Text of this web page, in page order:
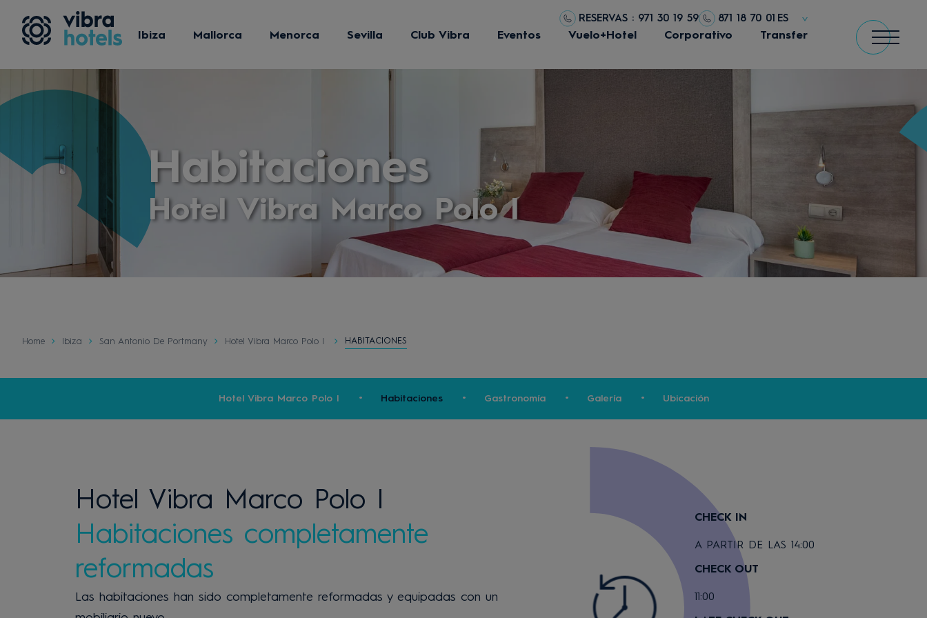
RESERVAS : 971 30 19 59 871 18 70 01 ES
Ibiza Mallorca Menorca Sevilla Club Vibra Eventos Vuelo+Hotel Corporativo Transfer
Habitaciones
Hotel Vibra Marco Polo I
Home Ibiza San Antonio De Portmany Hotel Vibra Marco Polo I HABITACIONES
Hotel Vibra Marco Polo I Habitaciones Gastronomía Galería Ubicación
Hotel Vibra Marco Polo I
Habitaciones completamente
reformadas
Las habitaciones han sido completamente reformadas y equipadas con un
CHECK IN
A PARTIR DE LAS 14:00
CHECK OUT
11:00